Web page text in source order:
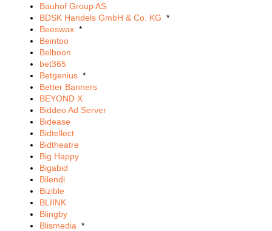
Bauhof Group AS
BDSK Handels GmbH & Co. KG *
Beeswax *
Beintoo
Belboon
bet365
Betgenius *
Better Banners
BEYOND X
Biddeo Ad Server
Bidease
Bidtellect
Bidtheatre
Big Happy
Bigabid
Bilendi
Bizible
BLIINK
Blingby
Blismedia *